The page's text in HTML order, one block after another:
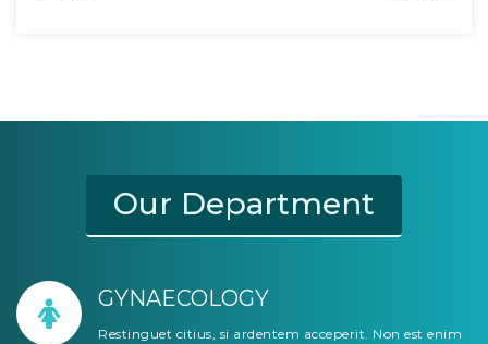
Our Department
GYNAECOLOGY
Restinguet citius, si ardentem acceperit. Non est enim